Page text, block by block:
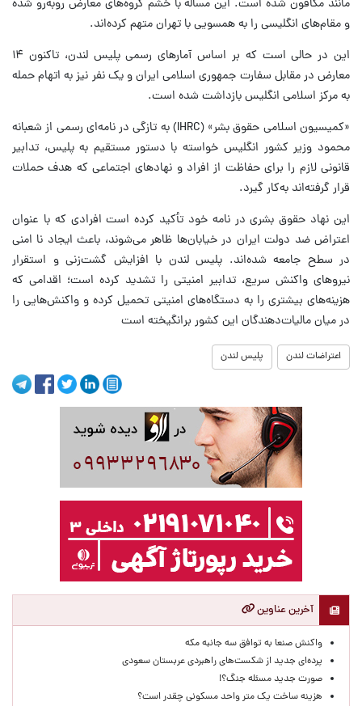
مانند مگافون شده است. این مساله با خشم گروه‌های معارض روبه‌رو شده
و مقام‌های انگلیسی را به همسویی با تهران متهم کرده‌اند.
این در حالی است که بر اساس آمارهای رسمی پلیس لندن، تاکنون ۱۴
معارض در مقابل سفارت جمهوری اسلامی ایران و یک نفر نیز به اتهام حمله
به مرکز اسلامی انگلیس بازداشت شده است.
«کمیسیون اسلامی حقوق بشر» (IHRC) به تازگی در نامه‌ای رسمی از شعبانه
محمود وزیر کشور انگلیس خواسته با دستور مستقیم به پلیس، تدابیر
قانونی لازم را برای حفاظت از افراد و نهادهای اجتماعی که هدف حملات
قرار گرفته‌اند به‌کار گیرد.
این نهاد حقوق بشری در نامه خود تأکید کرده است افرادی که با عنوان
اعتراض ضد دولت ایران در خیابان‌ها ظاهر می‌شوند، باعث ایجاد نا امنی
در سطح جامعه شده‌اند. پلیس لندن با افزایش گشت‌زنی و استقرار
نیروهای واکنش سریع، تدابیر امنیتی را تشدید کرده است؛ اقدامی که
هزینه‌های بیشتری را به دستگاه‌های امنیتی تحمیل کرده و واکنش‌هایی را
در میان مالیات‌دهندگان این کشور برانگیخته است
اعتراضات لندن پلیس لندن
آخرین عناوین
واکنش صنعا به توافق سه جانبه مکه
پرده‌ای جدید از شکست‌های راهبردی عربستان سعودی
صورت جدید مسئله جنگ؟!
هزینه ساخت یک متر واحد مسکونی چقدر است؟